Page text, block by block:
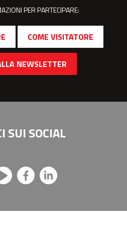
PER PARTECIPARE:
COME VISITATORE
NEWSLETTER
SUISOCIAL